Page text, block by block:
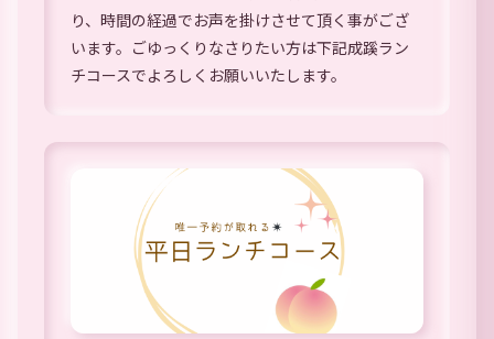
り、時間の経過でお声を掛けさせて頂く事がござ
います。ごゆっくりなさりたい方は下記成蹊ラン
チコースでよろしくお願いいたします。